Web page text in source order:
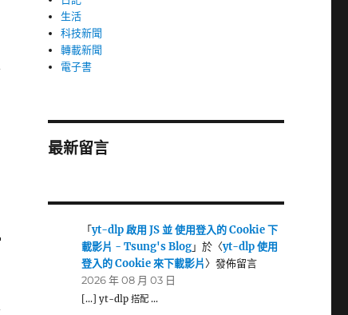
生活
科技新聞
轉載新聞
電子書
最新留言
「yt-dlp 啟用 JS 並 使用登入的 Cookie 下
載影片 - Tsung's Blog」於〈yt-dlp 使用
登入的 Cookie 來下載影片〉發佈留言
2026 年 08 月 03 日
[…] yt-dlp 搭配 …